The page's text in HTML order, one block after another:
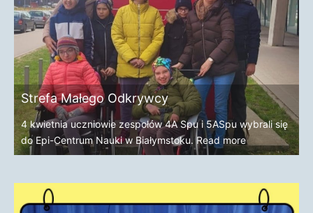
Strefa Małego Odkrywcy
4 kwietnia uczniowie zespołów 4A Spu i 5ASpu wybrali się
do Epi-Centrum Nauki w Białymstoku. Read more